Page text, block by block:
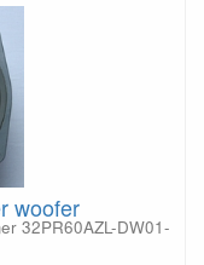
woofer
32PR60AZL-DW01-